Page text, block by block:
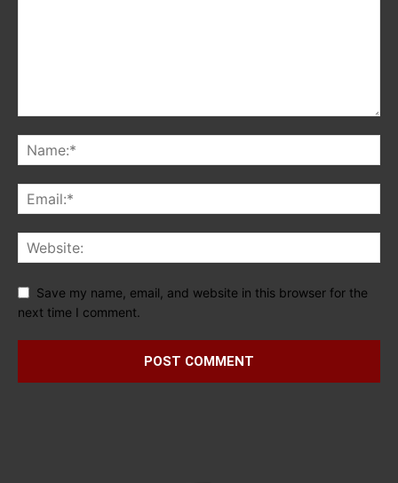
Save my name, email, and website in this browser for the
next time I comment.